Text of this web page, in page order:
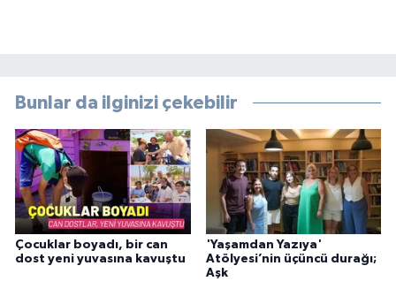
Bunlar da ilginizi çekebilir
Çocuklar boyadı, bir can
dost yeni yuvasına kavuştu
'Yaşamdan Yazıya'
Atölyesi’nin üçüncü durağı;
Aşk